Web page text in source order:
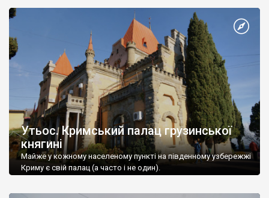
Утьос. Кримський палац грузинської
княгині
Майже у кожному населеному пункті на південному узбережжі
Криму є свій палац (а часто і не один).